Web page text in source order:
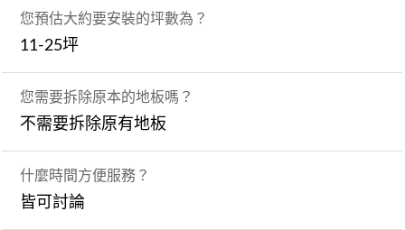
您預估大約要安裝的坪數為？
11-25坪
您需要拆除原本的地板嗎？
不需要拆除原有地板
什麼時間方便服務？
皆可討論